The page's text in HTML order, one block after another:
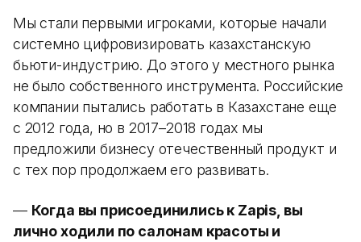
Мы стали первыми игроками, которые начали
системно цифровизировать казахстанскую
бьюти-индустрию. До этого у местного рынка
не было собственного инструмента. Российские
компании пытались работать в Казахстане еще
с 2012 года, но в 2017–2018 годах мы
предложили бизнесу отечественный продукт и
с тех пор продолжаем его развивать.
— Когда вы присоединились к Zapis, вы
лично ходили по салонам красоты и